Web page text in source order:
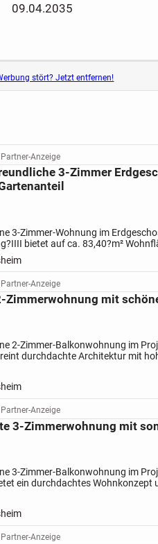
09.04.2035
stört? Jetzt entfernen!
Partner-Anzeige
3-Zimmer
3-Zimmer-Wohnung im
bietet auf ca. 83,40?m²
und komfortables Wohnkonzept.
Partner-Anzeige
Zimmerwohnung mit
2-Zimmer-Balkonwohnung im
durchdachte Architektur mit
Partner-Anzeige
3-Zimmerwohnung mit
3-Zimmer-Balkonwohnung im
ein durchdachtes Wohnkonzept
Partner-Anzeige